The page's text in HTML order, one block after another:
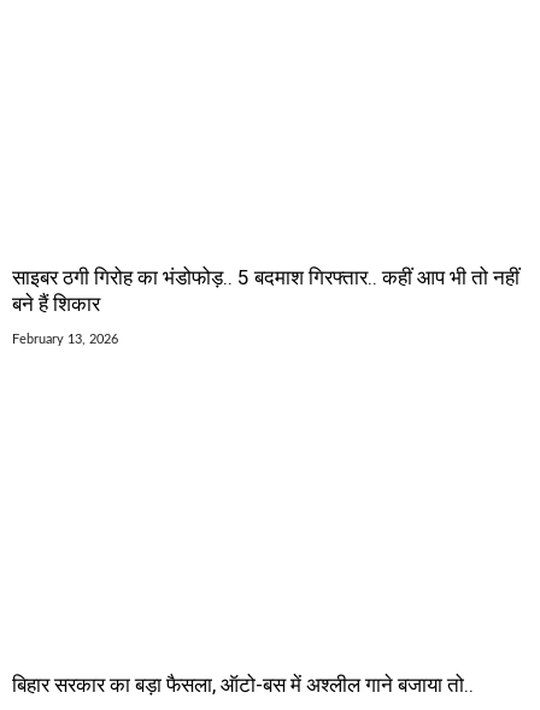
साइबर ठगी गिरोह का भंडोफोड़.. 5 बदमाश गिरफ्तार.. कहीं आप भी तो नहीं
बने हैं शिकार
February 13, 2026
बिहार सरकार का बड़ा फैसला, ऑटो-बस में अश्लील गाने बजाया तो..